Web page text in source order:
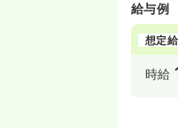
給与例
想定
時給